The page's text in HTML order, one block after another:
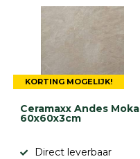
KORTING MOGELIJK!
Ceramaxx Andes Moka
60x60x3cm
Direct leverbaar